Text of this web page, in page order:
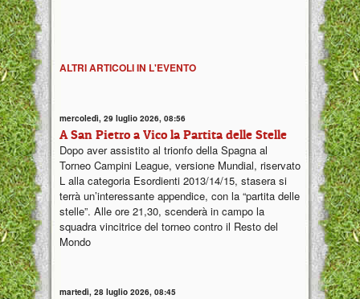
ALTRI ARTICOLI IN L'EVENTO
mercoledì, 29 luglio 2026, 08:56
A San Pietro a Vico la Partita delle Stelle
Dopo aver assistito al trionfo della Spagna al
Torneo Campini League, versione Mundial, riservato
L alla categoria Esordienti 2013/14/15, stasera si
terrà un’interessante appendice, con la “partita delle
stelle”. Alle ore 21,30, scenderà in campo la
squadra vincitrice del torneo contro il Resto del
Mondo
martedì, 28 luglio 2026, 08:45